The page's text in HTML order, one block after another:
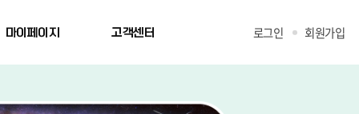
마이페이지 고객센터 로그인 회원가입